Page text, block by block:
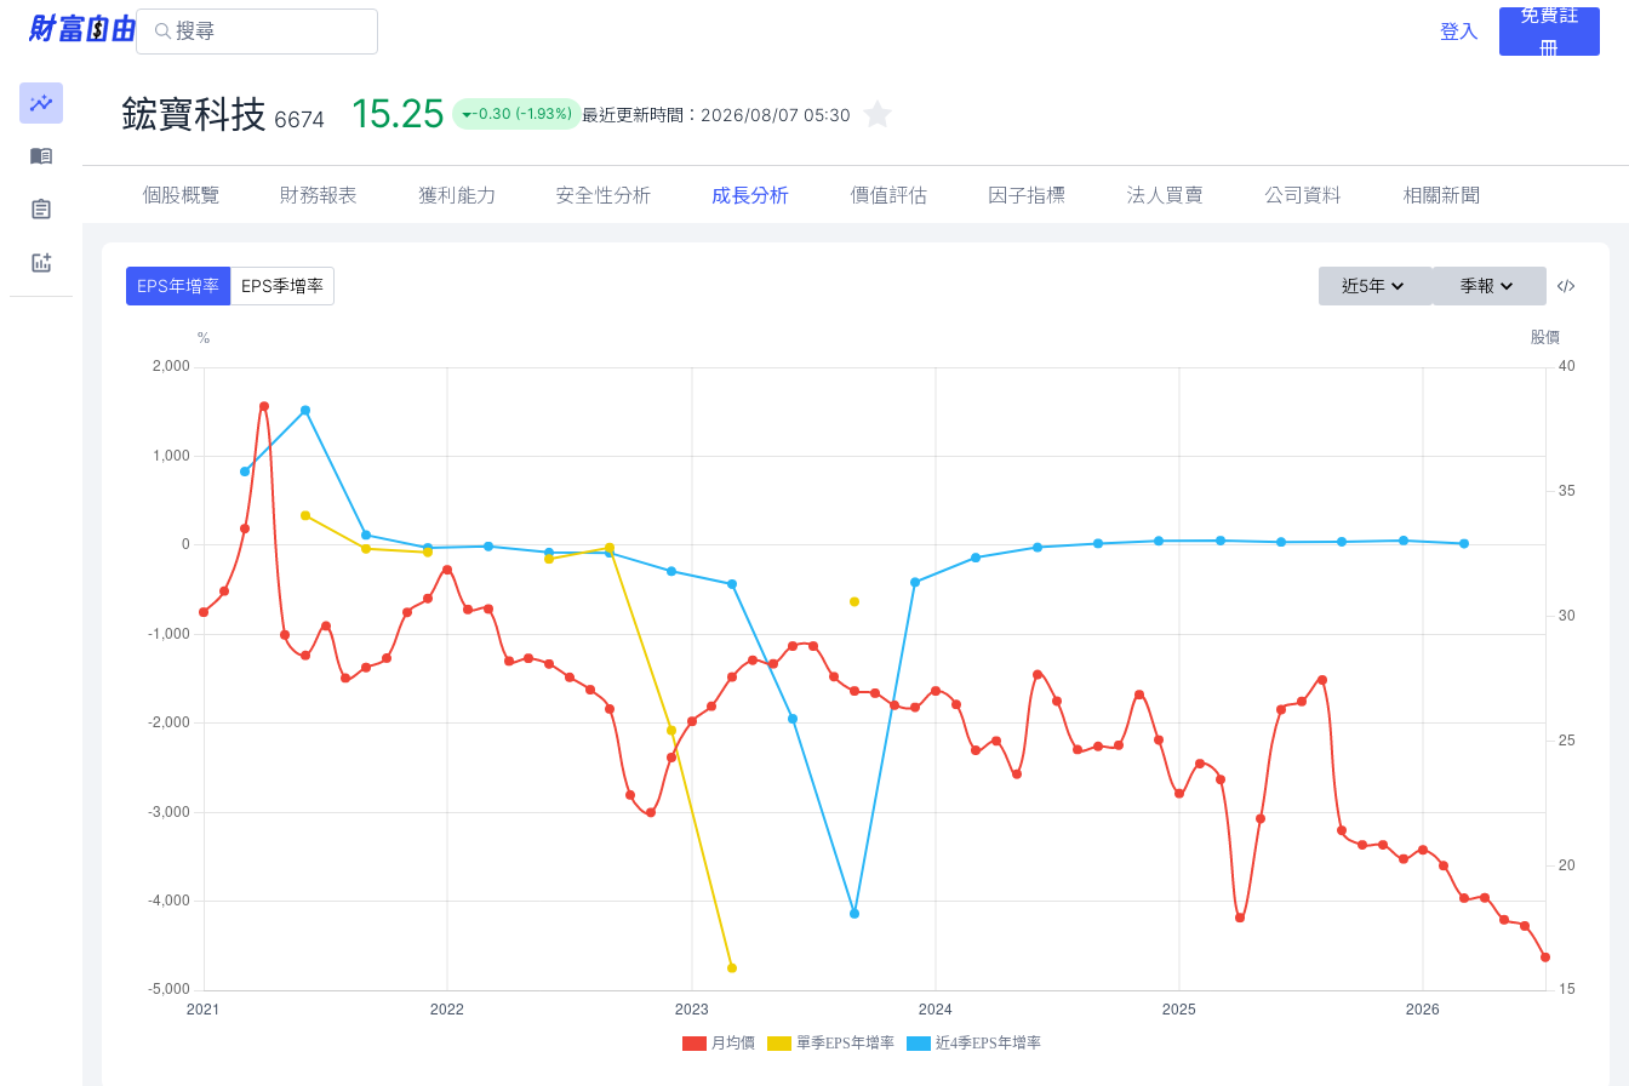
登入
免費註
冊
鋐寶科技 6674 15.25 -0.30 (-1.93%) 最近更新時間： 2026/08/07 05:30
個股概覽 財務報表 獲利能力 安全性分析 成長分析 價值評估 因子指標 法人買賣 公司資料 相關新聞
EPS年增率 EPS季增率 近5年 季報
月均價 單季EPS年增率 近4季EPS年增率